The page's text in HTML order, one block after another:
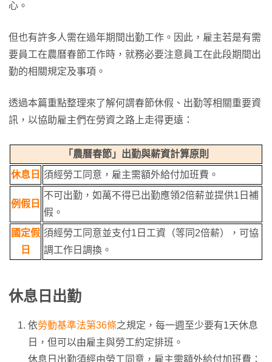
心。
但也有許多人需在過年期間出勤工作。因此，雇主若是有需
要員工在農曆春節工作時，就務必要注意員工在此段期間出
勤的相關規定及事項。
透過本篇重點整理來了解何謂春節休假、出勤等相關重要資
訊，以協助雇主們在勞資之路上走得更遠：
「農曆春節」出勤與薪資計算原則
休息日
須經勞工同意，雇主需額外給付加班費。
例假日
不可出勤，如萬不得已出勤應領2倍薪並提供1日補
假。
國定假
日
須經勞工同意並支付1日工資（等同2倍薪），可協
調工作日調換。
休息日出勤
依勞動基準法第36條之規定，每一週至少要有1天休息
日，但可以由雇主與勞工約定排班。
休息日出勤須經由勞工同意，雇主需額外給付加班費：